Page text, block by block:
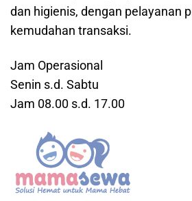
dan higienis, dengan pelayanan
kemudahan transaksi.
Jam Operasional
Senin s.d. Sabtu
Jam 08.00 s.d. 17.00